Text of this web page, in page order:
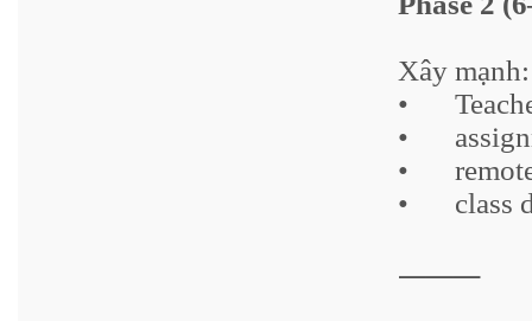
Xây mạnh:
•
•
•
•
class
⸻